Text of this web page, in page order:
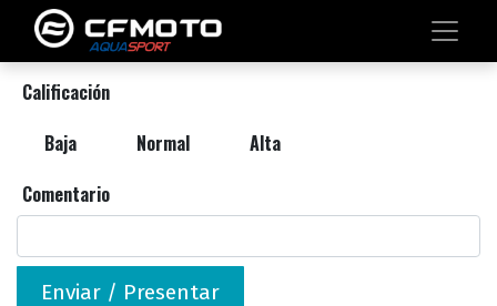
Calificación
Baja
Normal
Alta
Comentario
Enviar / Presentar